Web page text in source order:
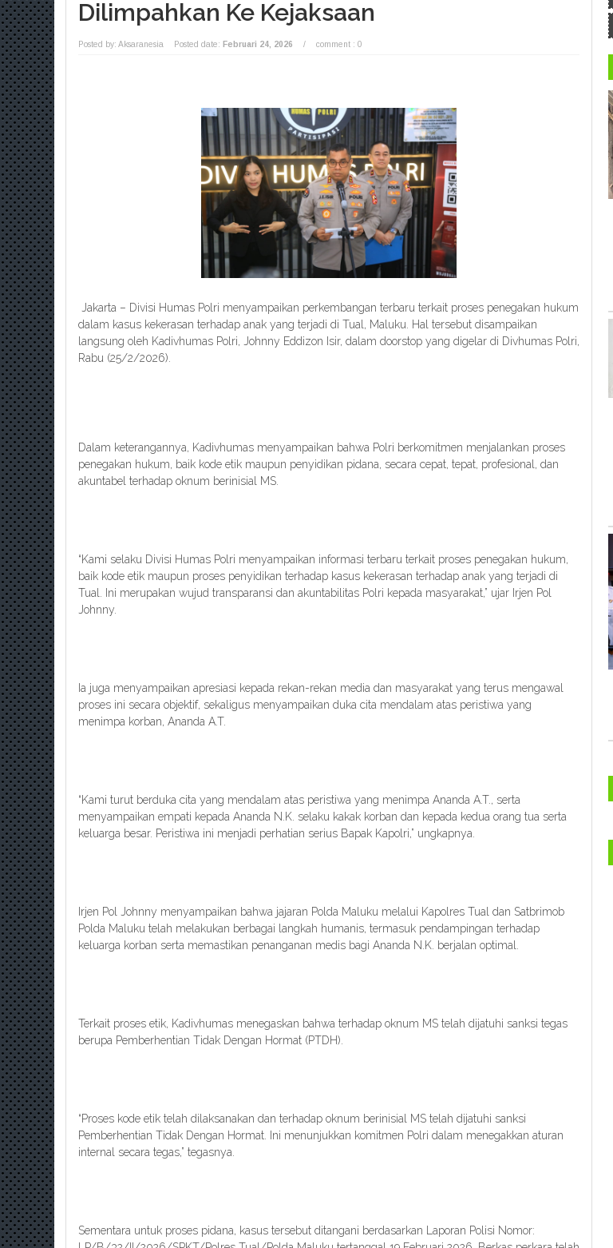
Dilimpahkan Ke Kejaksaan
Posted by: Aksaranesia Posted date: Februari 24, 2026 / comment : 0
Jakarta – Divisi Humas Polri menyampaikan perkembangan terbaru terkait proses penegakan hukum
dalam kasus kekerasan terhadap anak yang terjadi di Tual, Maluku. Hal tersebut disampaikan
langsung oleh Kadivhumas Polri, Johnny Eddizon Isir, dalam doorstop yang digelar di Divhumas Polri,
Rabu (25/2/2026).
Dalam keterangannya, Kadivhumas menyampaikan bahwa Polri berkomitmen menjalankan proses
penegakan hukum, baik kode etik maupun penyidikan pidana, secara cepat, tepat, profesional, dan
akuntabel terhadap oknum berinisial MS.
“Kami selaku Divisi Humas Polri menyampaikan informasi terbaru terkait proses penegakan hukum,
baik kode etik maupun proses penyidikan terhadap kasus kekerasan terhadap anak yang terjadi di
Tual. Ini merupakan wujud transparansi dan akuntabilitas Polri kepada masyarakat,” ujar Irjen Pol
Johnny.
Ia juga menyampaikan apresiasi kepada rekan-rekan media dan masyarakat yang terus mengawal
proses ini secara objektif, sekaligus menyampaikan duka cita mendalam atas peristiwa yang
menimpa korban, Ananda A.T.
“Kami turut berduka cita yang mendalam atas peristiwa yang menimpa Ananda A.T., serta
menyampaikan empati kepada Ananda N.K. selaku kakak korban dan kepada kedua orang tua serta
keluarga besar. Peristiwa ini menjadi perhatian serius Bapak Kapolri,” ungkapnya.
Irjen Pol Johnny menyampaikan bahwa jajaran Polda Maluku melalui Kapolres Tual dan Satbrimob
Polda Maluku telah melakukan berbagai langkah humanis, termasuk pendampingan terhadap
keluarga korban serta memastikan penanganan medis bagi Ananda N.K. berjalan optimal.
Terkait proses etik, Kadivhumas menegaskan bahwa terhadap oknum MS telah dijatuhi sanksi tegas
berupa Pemberhentian Tidak Dengan Hormat (PTDH).
“Proses kode etik telah dilaksanakan dan terhadap oknum berinisial MS telah dijatuhi sanksi
Pemberhentian Tidak Dengan Hormat. Ini menunjukkan komitmen Polri dalam menegakkan aturan
internal secara tegas,” tegasnya.
Sementara untuk proses pidana, kasus tersebut ditangani berdasarkan Laporan Polisi Nomor: